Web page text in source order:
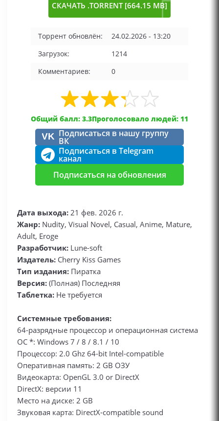
СКАЧАТЬ .TORRENT [664.15 MB]
Торрент обновлён:
24.02.2026 - 13:20
Загрузок:
1214
Комментариев:
0
Общий балл: 3.3Проголосовало людей: 11
VK Подписаться в нашу группу
ВК
Подписаться в Telegram
канал
Подписаться на обновления
Дата выхода: 21 фев. 2026 г.
Жанр: Nudity, Visual Novel, Casual, Anime, Mature,
Adult, Eroge
Разработчик: Lune-soft
Издатель: Cherry Kiss Games
Тип издания: Пиратка
Версия: (Полная) Последняя
Таблетка: Не требуется
Системные требования:
64-разрядные процессор и операционная система
ОС *: Windows 7 / 8 / 8.1 / 10
Процессор: 2.0 Ghz 64-bit Intel-compatible
Оперативная память: 2 GB ОЗУ
Видеокарта: OpenGL 3.0 or DirectX
DirectX: версии 11
Место на диске: 2 GB
Звуковая карта: DirectX-compatible sound